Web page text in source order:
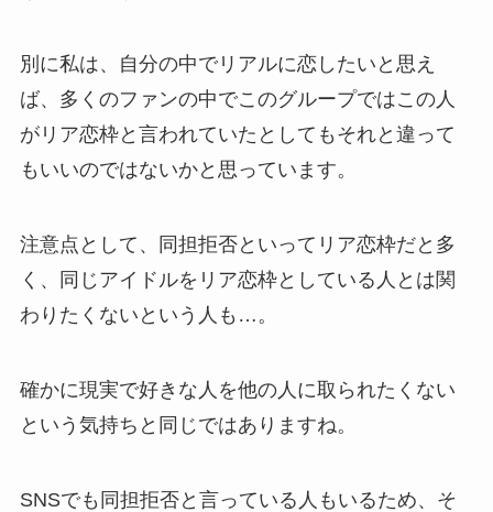
別に私は、自分の中でリアルに恋したいと思え
ば、多くのファンの中でこのグループではこの人
がリア恋枠と言われていたとしてもそれと違って
もいいのではないかと思っています。
注意点として、同担拒否といってリア恋枠だと多
く、同じアイドルをリア恋枠としている人とは関
わりたくないという人も…。
確かに現実で好きな人を他の人に取られたくない
という気持ちと同じではありますね。
SNSでも同担拒否と言っている人もいるため、そ